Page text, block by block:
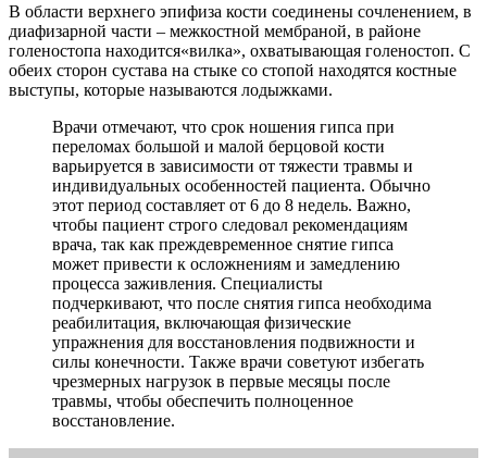
В области верхнего эпифиза кости соединены сочленением, в
диафизарной части – межкостной мембраной, в районе
голеностопа находится«вилка», охватывающая голеностоп. С
обеих сторон сустава на стыке со стопой находятся костные
выступы, которые называются лодыжками.
Врачи отмечают, что срок ношения гипса при
переломах большой и малой берцовой кости
варьируется в зависимости от тяжести травмы и
индивидуальных особенностей пациента. Обычно
этот период составляет от 6 до 8 недель. Важно,
чтобы пациент строго следовал рекомендациям
врача, так как преждевременное снятие гипса
может привести к осложнениям и замедлению
процесса заживления. Специалисты
подчеркивают, что после снятия гипса необходима
реабилитация, включающая физические
упражнения для восстановления подвижности и
силы конечности. Также врачи советуют избегать
чрезмерных нагрузок в первые месяцы после
травмы, чтобы обеспечить полноценное
восстановление.